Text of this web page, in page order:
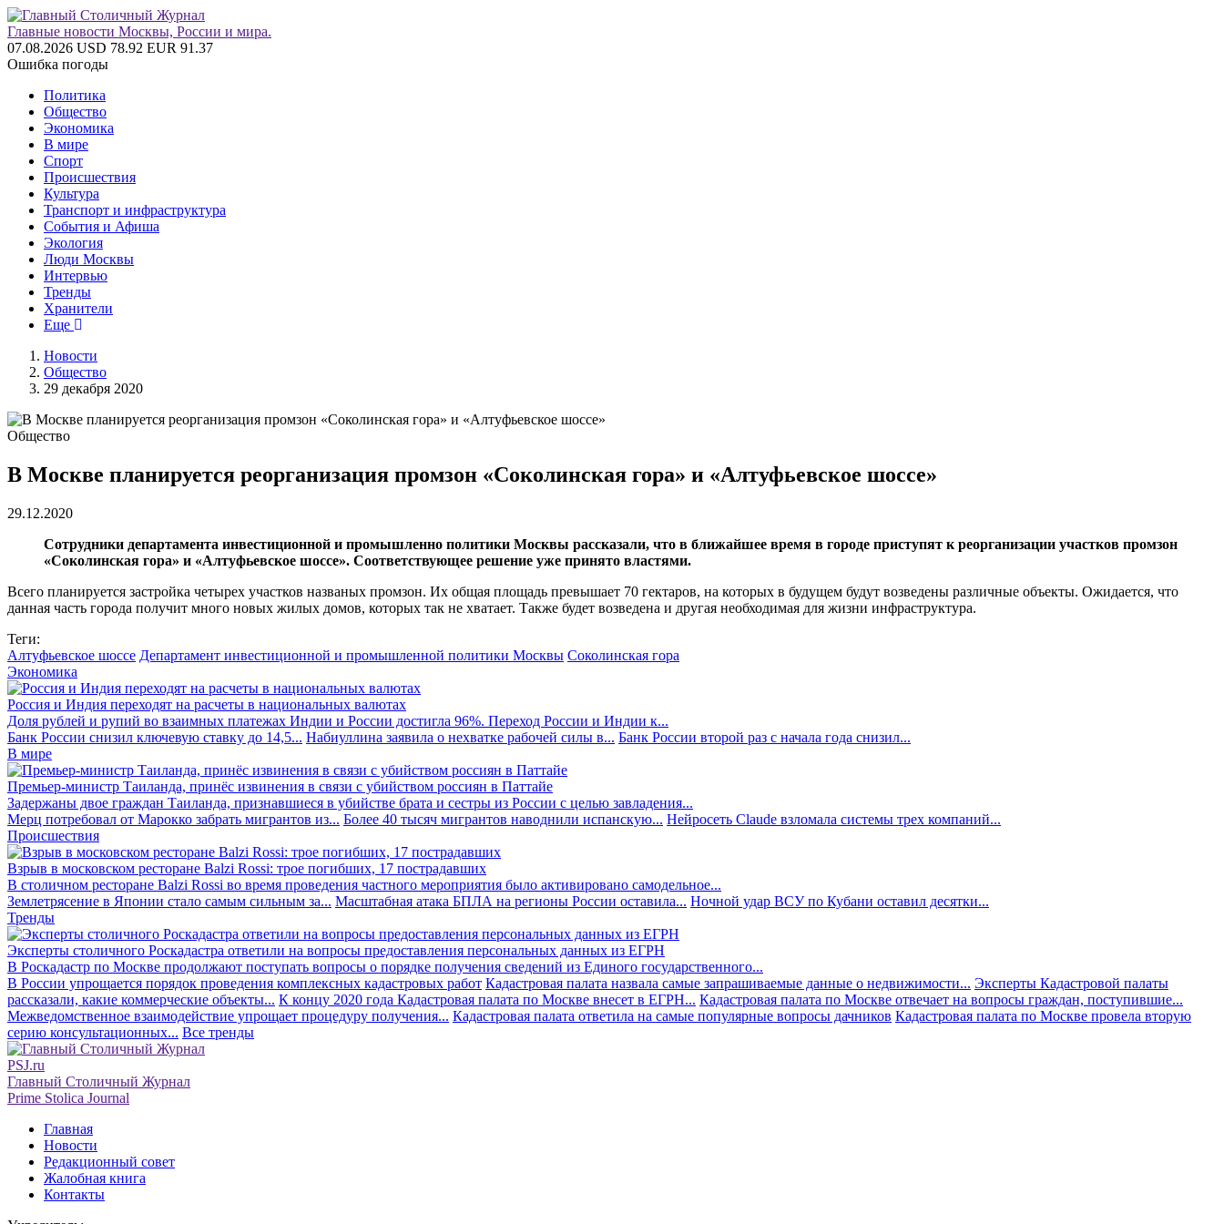
Главные новости Москвы, России и мира.
07.08.2026 USD 78.92 EUR 91.37
Ошибка погоды
Политика
Общество
Экономика
В мире
Спорт
Происшествия
Культура
Транспорт и инфраструктура
События и Афиша
Экология
Люди Москвы
Интервью
Тренды
Хранители
Еще
Новости
Общество
29 декабря 2020
Общество
В Москве планируется реорганизация промзон «Соколинская гора» и «Алтуфьевское шоссе»
29.12.2020
Сотрудники департамента инвестиционной и промышленно политики Москвы рассказали, что в ближайшее время в городе приступят к реорганизации участков промзон
«Соколинская гора» и «Алтуфьевское шоссе». Соответствующее решение уже принято властями.
Всего планируется застройка четырех участков названых промзон. Их общая площадь превышает 70 гектаров, на которых в будущем будут возведены различные объекты. Ожидается, что
данная часть города получит много новых жилых домов, которых так не хватает. Также будет возведена и другая необходимая для жизни инфраструктура.
Теги:
Алтуфьевское шоссе Департамент инвестиционной и промышленной политики Москвы Соколинская гора
Экономика
Россия и Индия переходят на расчеты в национальных валютах
Доля рублей и рупий во взаимных платежах Индии и России достигла 96%. Переход России и Индии к...
Банк России снизил ключевую ставку до 14,5... Набиуллина заявила о нехватке рабочей силы в... Банк России второй раз с начала года снизил...
В мире
Премьер-министр Таиланда, принёс извинения в связи с убийством россиян в Паттайе
Задержаны двое граждан Таиланда, признавшиеся в убийстве брата и сестры из России с целью завладения...
Мерц потребовал от Марокко забрать мигрантов из... Более 40 тысяч мигрантов наводнили испанскую... Нейросеть Claude взломала системы трех компаний...
Происшествия
Взрыв в московском ресторане Balzi Rossi: трое погибших, 17 пострадавших
В столичном ресторане Balzi Rossi во время проведения частного мероприятия было активировано самодельное...
Землетрясение в Японии стало самым сильным за... Масштабная атака БПЛА на регионы России оставила... Ночной удар ВСУ по Кубани оставил десятки...
Тренды
Эксперты столичного Роскадастра ответили на вопросы предоставления персональных данных из ЕГРН
В Роскадастр по Москве продолжают поступать вопросы о порядке получения сведений из Единого государственного...
В России упрощается порядок проведения комплексных кадастровых работ Кадастровая палата назвала самые запрашиваемые данные о недвижимости... Эксперты Кадастровой палаты
рассказали, какие коммерческие объекты... К концу 2020 года Кадастровая палата по Москве внесет в ЕГРН... Кадастровая палата по Москве отвечает на вопросы граждан, поступившие...
Межведомственное взаимодействие упрощает процедуру получения... Кадастровая палата ответила на самые популярные вопросы дачников Кадастровая палата по Москве провела вторую
серию консультационных... Все тренды
PSJ.ru
Главный Столичный Журнал
Prime Stolica Journal
Главная
Новости
Редакционный совет
Жалобная книга
Контакты